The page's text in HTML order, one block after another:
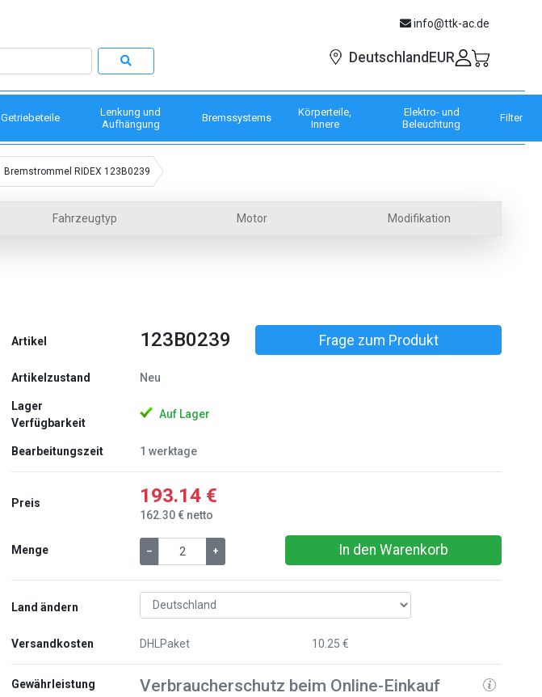
info@ttk-ac.de
Deutschland EUR
Getriebeteile
Lenkung und
Aufhängung
Bremssystems
Körperteile,
Innere
Elektro- und
Beleuchtung
Filter
Bremstrommel RIDEX 123B0239
Fahrzeugtyp Motor Modifikation
Artikel 123B0239 Frage zum Produkt
Artikelzustand Neu
Lager
Verfügbarkeit
Auf Lager
Bearbeitungszeit 1 werktage
Preis 193.14 €
162.30 € netto
Menge – + In den Warenkorb
Land ändern
Versandkosten DHLPaket 10.25 €
Gewährleistung Verbraucherschutz beim Online-Einkauf